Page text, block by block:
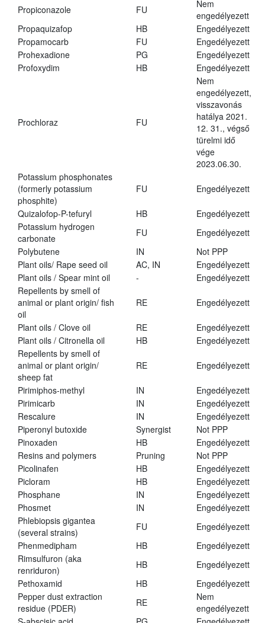
Propiconazole FU
Nem
engedélyezett
Propaquizafop
HB
Engedélyezett
Propamocarb
FU
Engedélyezett
Prohexadione
PG
Engedélyezett
Profoxydim
HB Engedélyezett
Prochloraz FU
Nem
engedélyezett,
visszavonás
hatálya 2021.
12. 31., végső
türelmi idő
vége
2023.06.30.
Potassium phosphonates
(formerly potassium
phosphite)
FU Engedélyezett
Quizalofop-P-tefuryl HB
Engedélyezett
Potassium hydrogen
carbonate
FU
Engedélyezett
Polybutene
IN
Not PPP
Plant oils/ Rape seed oil
AC, IN
Engedélyezett
Plant oils / Spear mint oil
-
Engedélyezett
Repellents by smell of
animal or plant origin/ fish
oil
RE Engedélyezett
Plant oils / Clove oil RE
Engedélyezett
Plant oils / Citronella oil
HB
Engedélyezett
Repellents by smell of
animal or plant origin/
sheep fat
RE Engedélyezett
Pirimiphos-methyl IN
Engedélyezett
Pirimicarb
IN
Engedélyezett
Rescalure
IN
Engedélyezett
Piperonyl butoxide
Synergist
Not PPP
Pinoxaden
HB
Engedélyezett
Resins and polymers
Pruning
Not PPP
Picolinafen
HB
Engedélyezett
Picloram
HB
Engedélyezett
Phosphane
IN
Engedélyezett
Phosmet
IN
Engedélyezett
Phlebiopsis gigantea
(several strains)
FU
Engedélyezett
Phenmedipham
HB
Engedélyezett
Rimsulfuron (aka
renriduron)
HB
Engedélyezett
Pethoxamid
HB
Engedélyezett
Pepper dust extraction
residue (PDER)
RE
Nem
engedélyezett